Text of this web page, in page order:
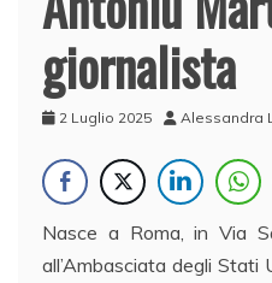
giornalista
2 Luglio 2025 Alessandra
Nasce a Roma, in Via
all’Ambasciata degli Stati